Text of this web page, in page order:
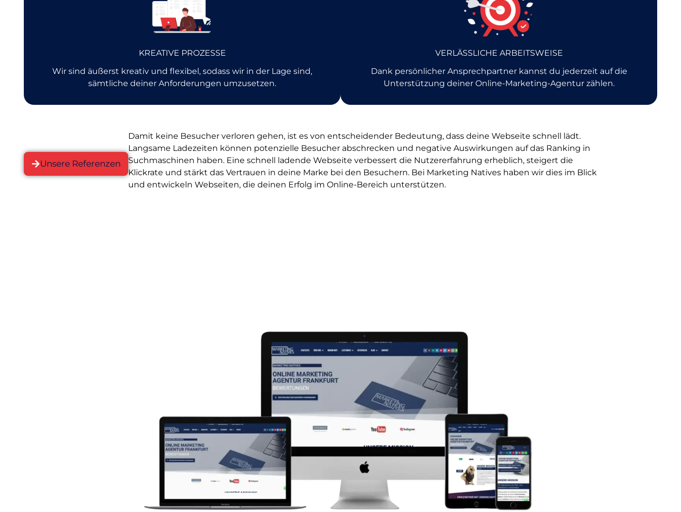
KREATIVE PROZESSE
Wir sind äußerst kreativ und flexibel, sodass wir in der Lage sind,
sämtliche deiner Anforderungen umzusetzen.
VERLÄSSLICHE ARBEITSWEISE
Dank persönlicher Ansprechpartner kannst du jederzeit auf die
Unterstützung deiner Online-Marketing-Agentur zählen.
Unsere Referenzen
Damit keine Besucher verloren gehen, ist es von entscheidender Bedeutung, dass deine Webseite schnell lädt.
Langsame Ladezeiten können potenzielle Besucher abschrecken und negative Auswirkungen auf das Ranking in
Suchmaschinen haben. Eine schnell ladende Webseite verbessert die Nutzererfahrung erheblich, steigert die
Klickrate und stärkt das Vertrauen in deine Marke bei den Besuchern. Bei Marketing Natives haben wir dies im Blick
und entwickeln Webseiten, die deinen Erfolg im Online-Bereich unterstützen.